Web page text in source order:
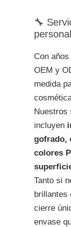
🔧
Con
OEM y
medida
Nuestros
incluyen
gofrado,
colores
Tanto si
brillantes
cierre
envase